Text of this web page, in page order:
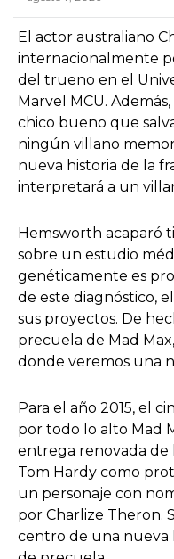
El actor australiano
internacionalmente
del trueno en el
Marvel MCU.
chico bueno que
ningún villano
nueva historia de la
interpretará a un
Hemsworth acaparó
sobre un estudio
genéticamente es
de este diagnóstico,
sus proyectos. De
precuela de Mad
donde veremos una
Para el año 2015, el
por todo lo alto Mad
entrega renovada de
Tom Hardy como
un personaje con
por Charlize Theron.
centro de una nueva